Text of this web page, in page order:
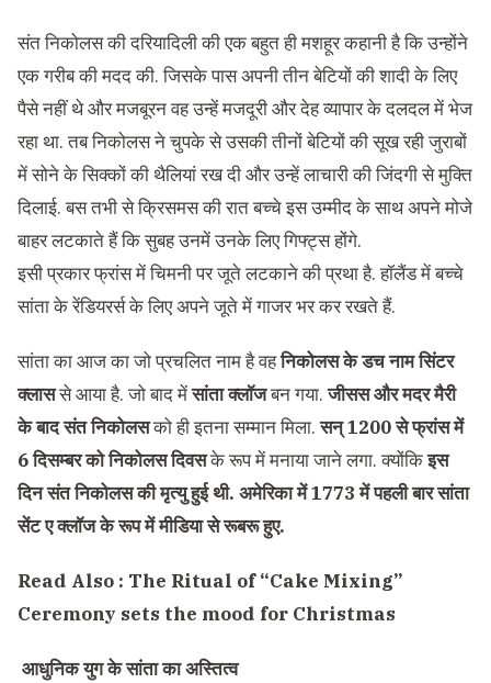
संत निकोलस की दरियादिल‍ी की एक बहुत ही मशहूर कहानी है कि उन्होंने
एक गर‍ीब की मदद की. जिसके पास अपनी तीन बेटियों की शादी के लिए
पैसे नहीं थे और मजबूरन वह उन्हें मजदूरी और देह व्यापार के दलदल में भेज
रहा था. तब निकोलस ने चुपके से उसकी तीनों बेटियों की सूख रही जुराबों
में सोने के सिक्कों की थैलियां रख दी और उन्हें लाचारी की जिंदगी से मुक्ति
दिलाई. बस तभी से क्रिसमस की रात बच्चे इस उम्मीद के साथ अपने मोजे
बाहर लटकाते हैं कि सुबह उनमें उनके लिए गिफ्ट्स होंगे.
इसी प्रकार फ्रांस में चिमनी पर जूते लटकाने की प्रथा है. हॉलैंड में बच्चे
सांता के रेंडियरर्स के लिए अपने जूते में गाजर भर कर रखते हैं.
सांता का आज का जो प्रचलित नाम है वहनिकोलस के डच नाम सिंटर
क्लाससे आया है. जो बाद मेंसांता क्लॉजबन गया.जीसस और मदर मैरी
के बाद संत निकोलसको ही इतना सम्मान मिला.सन् 1200 से फ्रांस में
6 दिसम्बर को निकोलस दिवसके रूप में मनाया जाने लगा. क्योंकिइस
दिन संत निकोलस की मृत्यु हुई थी. अमेरिका में 1773 में पहली बार सांता
सेंट ए क्लॉज के रूप में मीडिया से रूबरू हुए.
Read Also : The Ritual of “Cake Mixing”
Ceremony sets the mood for Christmas
आधुनिक युग के सांता का अस्तित्व